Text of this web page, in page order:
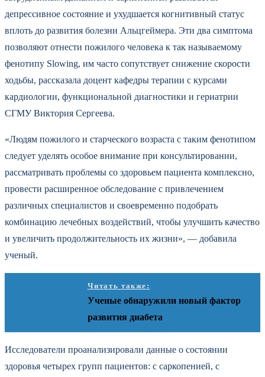
депрессивное состояние и ухудшается когнитивный статус
вплоть до развития болезни Альцгеймера. Эти два симптома
позволяют отнести пожилого человека к так называемому
фенотипу Slowing, им часто сопутствует снижение скорости
ходьбы, рассказала доцент кафедры терапии с курсами
кардиологии, функциональной диагностики и гериатрии
СГМУ Виктория Сергеева.
«Людям пожилого и старческого возраста с таким фенотипом
следует уделять особое внимание при консультировании,
рассматривать проблемы со здоровьем пациента комплексно,
провести расширенное обследование с привлечением
различных специалистов и своевременно подобрать
комбинацию лечебных воздействий, чтобы улучшить качество
и увеличить продолжительность их жизни», — добавила
ученый.
Читать также:
Ученые обнаружили новый фактор
развития диабета
Исследователи проанализировали данные о состоянии
здоровья четырех групп пациентов: с саркопенией, с